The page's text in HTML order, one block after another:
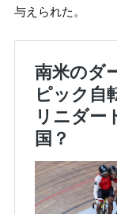
与えられた。